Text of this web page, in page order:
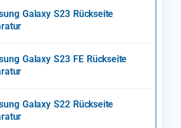
Galaxy S23 Rückseite
Galaxy S23 FE Rückseite
Galaxy S22 Rückseite